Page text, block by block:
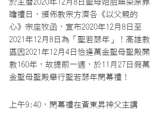
瞻禮日，頒佈教宗方濟各《以父親的
心》宗座牧函，宣布2020年12月8日至
2021年12月8日為「聖若瑟年」！高雄教
區因2021年12月4日恰逢萬金聖母聖殿開
教160年，故提前一週，於11月27日假萬
金聖母聖殿舉行聖若瑟年閉幕禮！
上午9:40，閉幕禮在黃東昇神父主講